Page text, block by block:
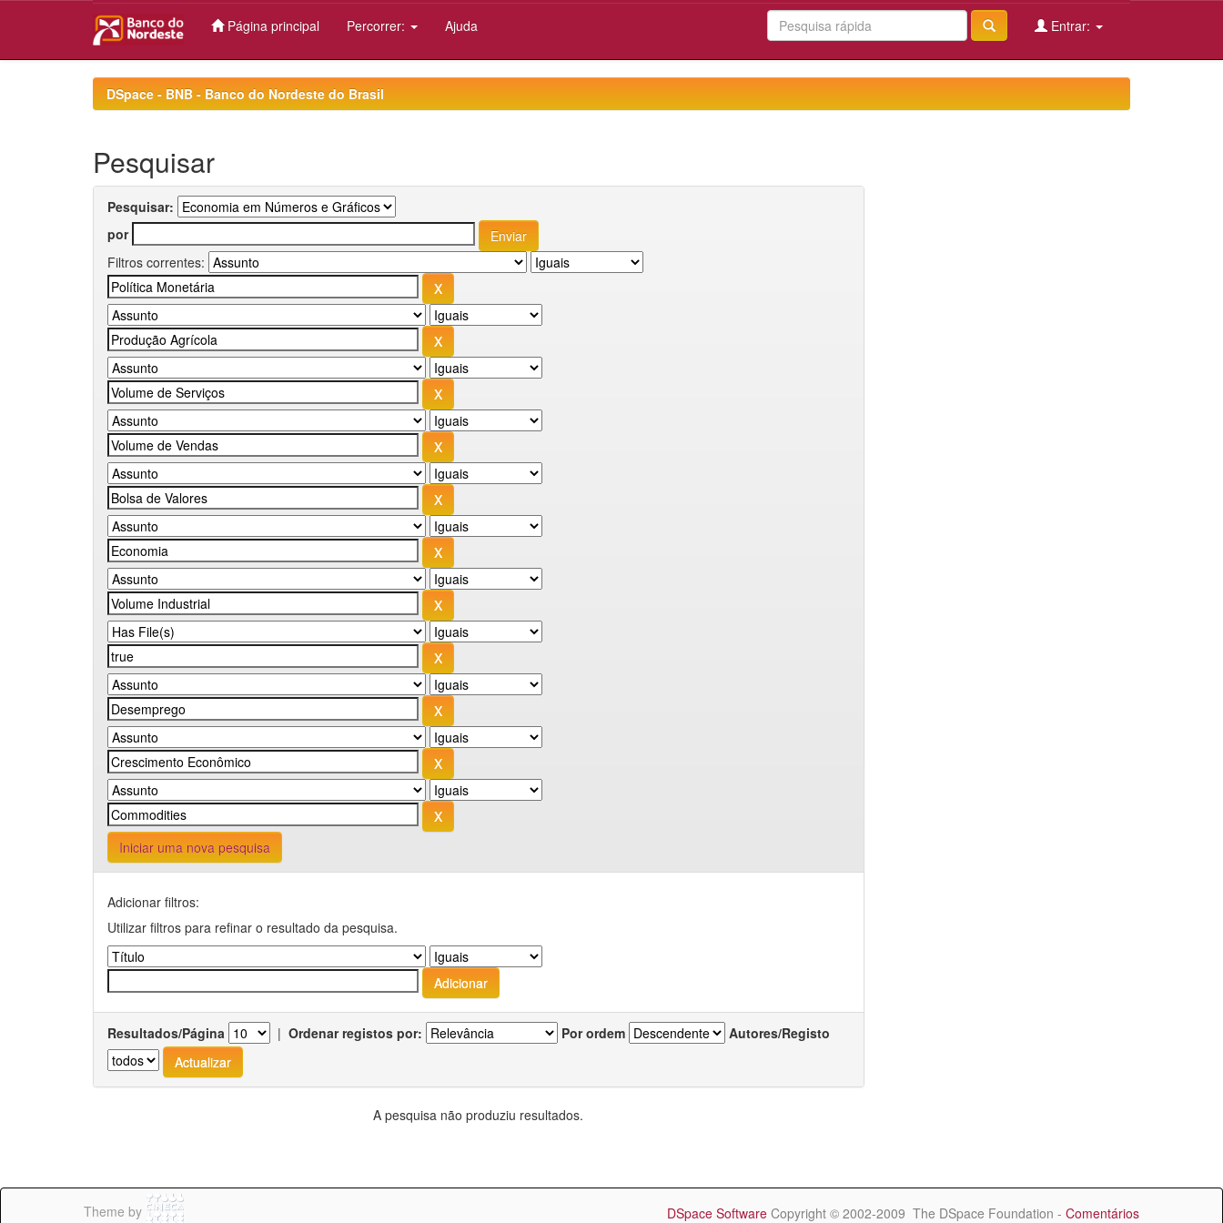
Página principal Percorrer: Ajuda Entrar:
DSpace - BNB - Banco do Nordeste do Brasil
Pesquisar
Pesquisar:
por
Filtros correntes:
Iniciar uma nova pesquisa
Adicionar filtros:
Utilizar filtros para refinar o resultado da pesquisa.
Resultados/Página | Ordenar registos por: Por ordem Autores/Registo
A pesquisa não produziu resultados.
Theme by DSpace Software Copyright © 2002-2009 The DSpace Foundation - Comentários